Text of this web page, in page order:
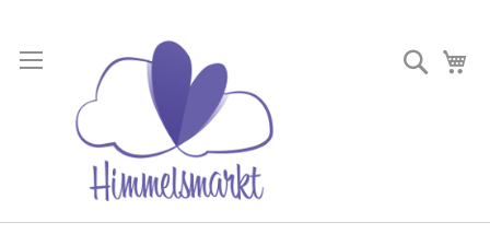
zum
Inhalt
Suche